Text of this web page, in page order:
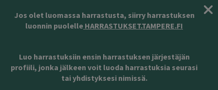
Jos olet luomassa harrastusta, siirry harrastuksen
luonnin puolelle HARRASTUKSET.TAMPERE.FI
Luo harrastuksiin ensin harrastuksen järjestäjän
profiili, jonka jälkeen voit luoda harrastuksia seurasi
tai yhdistyksesi nimissä.